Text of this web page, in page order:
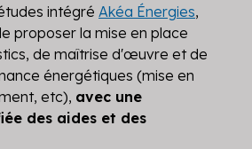
intégré Akéa Énergies,
proposer la mise en place
de maîtrise d'œuvre et de
énergétiques (mise en
etc), avec une
des aides et des